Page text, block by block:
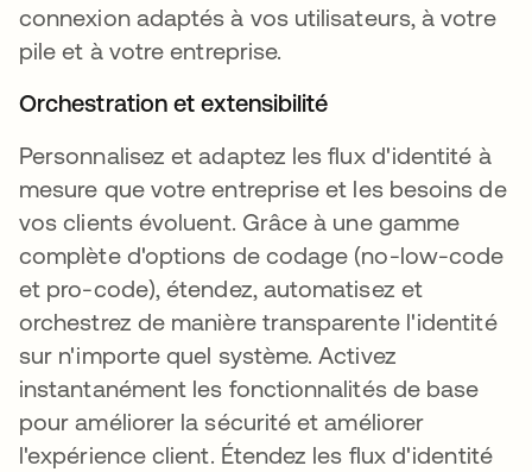
connexion adaptés à vos utilisateurs, à votre
pile et à votre entreprise.
Orchestration et extensibilité
Personnalisez et adaptez les flux d'identité à
mesure que votre entreprise et les besoins de
vos clients évoluent. Grâce à une gamme
complète d'options de codage (no-low-code
et pro-code), étendez, automatisez et
orchestrez de manière transparente l'identité
sur n'importe quel système. Activez
instantanément les fonctionnalités de base
pour améliorer la sécurité et améliorer
l'expérience client. Étendez les flux d'identité